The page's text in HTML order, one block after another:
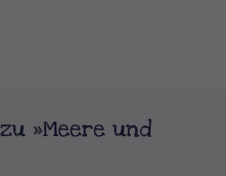
»Meere und